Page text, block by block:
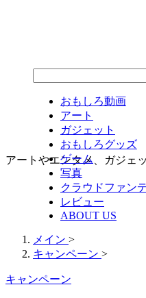
アートやエンタメ、ガジェ
おもしろ動画
アート
ガジェット
おもしろグッズ
ゲーム
写真
クラウドファン
レビュー
ABOUT US
メイン >
キャンペーン >
キャンペーン